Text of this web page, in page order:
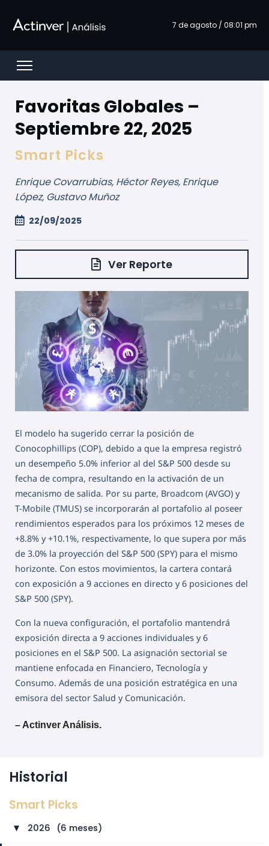
7 de agosto / 08:01 pm
Open menu
Favoritas Globales –
Septiembre 22, 2025
Smart Picks
Enrique Covarrubias, Héctor Reyes, Enrique
López, Gustavo Muñoz
22/09/2025
Ver Reporte
El modelo ha sugerido cerrar la posición de
Conocophillips (COP), debido a que la empresa registró
un desempeño 5.0% inferior al del S&P 500 desde su
fecha de compra, resultando en la activación de un
mecanismo de salida. Por su parte, Broadcom (AVGO) y
T-Mobile (TMUS) se incorporarán al portafolio al poseer
rendimientos esperados para los próximos 12 meses de
+8.8% y +10.1%, respectivamente, lo que supera por más
de 3.0% la proyección del S&P 500 (SPY) para el mismo
horizonte. Con estos movimientos, la cartera contará
con exposición a 9 acciones en directo y 6 posiciones del
S&P 500 (SPY).
Con la nueva configuración, el portafolio mantendrá
exposición directa a 9 acciones individuales y 6
posiciones en el S&P 500. La asignación sectorial se
mantiene enfocada en Financiero, Tecnología y
Consumo. Además de una posición estratégica en una
emisora del sector Salud y Comunicación.
– Actinver Análisis.
Historial
Smart Picks
► 2026 (6 meses)